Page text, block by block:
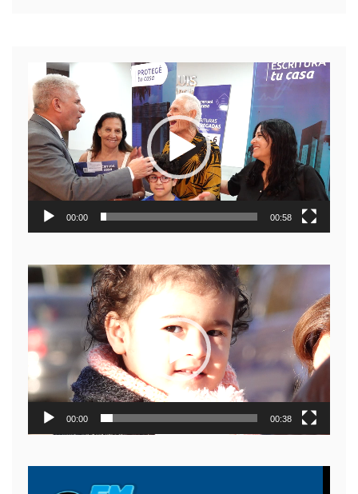
Reproductor
de
video
00:00 00:58
Reproductor
de
video
00:00 00:38